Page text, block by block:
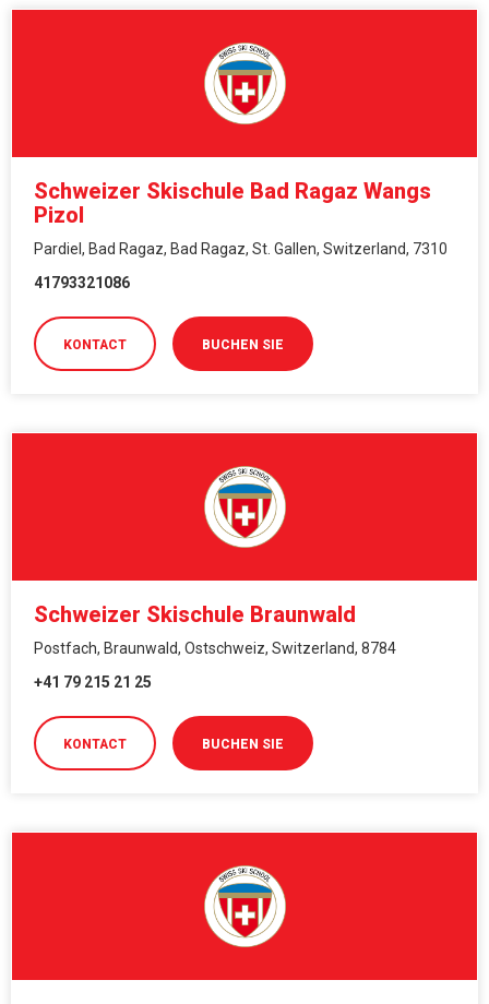
Schweizer Skischule Bad Ragaz Wangs
Pizol
Pardiel, Bad Ragaz, Bad Ragaz, St. Gallen, Switzerland, 7310
41793321086
KONTACT BUCHEN SIE
Schweizer Skischule Braunwald
Postfach, Braunwald, Ostschweiz, Switzerland, 8784
+41 79 215 21 25
KONTACT BUCHEN SIE